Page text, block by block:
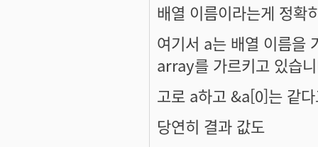
배열 이름이라는게 정확
여기서 a는 배열 이름을
array를 가르키고 있습
고로 a하고 &a[0]는 같
당연히 결과 값도